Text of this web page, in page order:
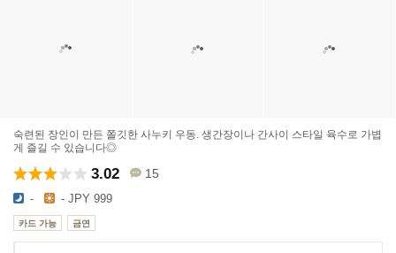
숙련된 장인이 만든 쫄깃한 사누키 우동. 생간장이나 간사이 스타일 육수로 가볍
게 즐길 수 있습니다◎
3.02 15
- - JPY 999
카드 가능 금연